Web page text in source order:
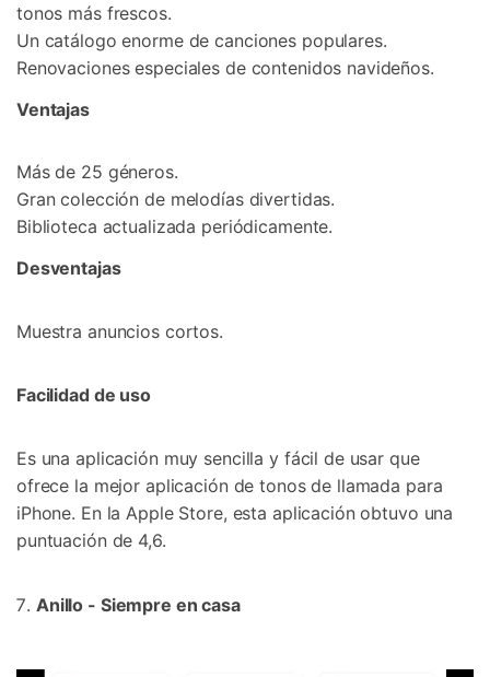
tonos más frescos.
Un catálogo enorme de canciones populares.
Renovaciones especiales de contenidos navideños.
Ventajas
Más de 25 géneros.
Gran colección de melodías divertidas.
Biblioteca actualizada periódicamente.
Desventajas
Muestra anuncios cortos.
Facilidad de uso
Es una aplicación muy sencilla y fácil de usar que
ofrece la mejor aplicación de tonos de llamada para
iPhone. En la Apple Store, esta aplicación obtuvo una
puntuación de 4,6.
Anillo - Siempre en casa